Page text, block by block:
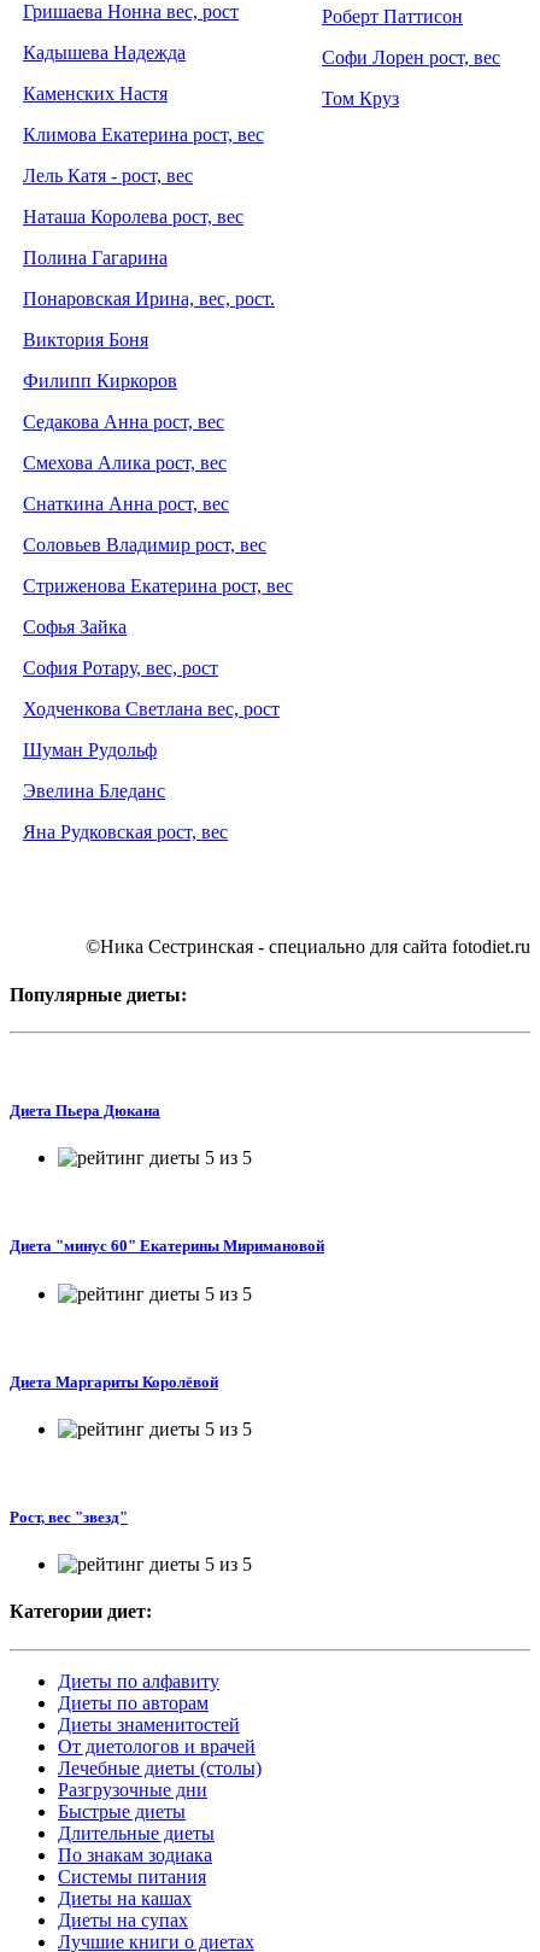
Гришаева Нонна вес, рост
Кадышева Надежда
Каменских Настя
Климова Екатерина рост, вес
Лель Катя - рост, вес
Наташа Королева рост, вес
Полина Гагарина
Понаровская Ирина, вес, рост.
Виктория Боня
Филипп Киркоров
Седакова Анна рост, вес
Смехова Алика рост, вес
Снаткина Анна рост, вес
Соловьев Владимир рост, вес
Стриженова Екатерина рост, вес
Софья Зайка
София Ротару, вес, рост
Ходченкова Светлана вес, рост
Шуман Рудольф
Эвелина Бледанс
Яна Рудковская рост, вес
Роберт Паттисон
Софи Лорен рост, вес
Том Круз
©Ника Сестринская - специально для сайта fotodiet.ru
Популярные диеты:
Диета Пьера Дюкана
Диета "минус 60" Екатерины Миримановой
Диета Маргариты Королёвой
Рост, вес "звезд"
Категории диет:
Диеты по алфавиту
Диеты по авторам
Диеты знаменитостей
От диетологов и врачей
Лечебные диеты (столы)
Разгрузочные дни
Быстрые диеты
Длительные диеты
По знакам зодиака
Системы питания
Диеты на кашах
Диеты на супах
Лучшие книги о диетах